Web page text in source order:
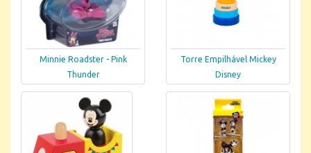
Minnie Roadster - Pink
Thunder
Torre Empilhável Mickey
Disney